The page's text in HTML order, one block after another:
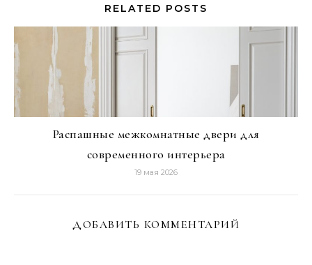
RELATED POSTS
Распашные межкомнатные двери для
современного интерьера
19 мая 2026
ДОБАВИТЬ КОММЕНТАРИЙ